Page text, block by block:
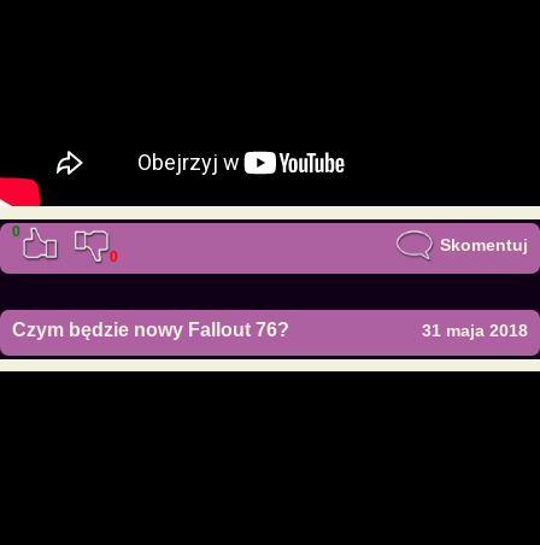
0
0
Skomentuj
Czym będzie nowy Fallout 76? 31 maja 2018